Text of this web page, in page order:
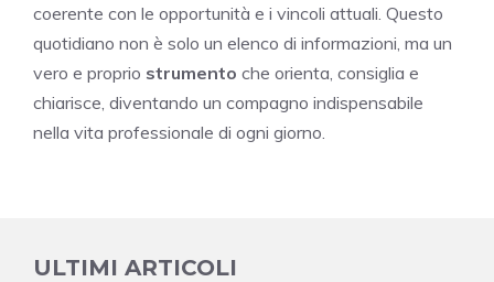
coerente con le opportunità e i vincoli attuali. Questo
quotidiano non è solo un elenco di informazioni, ma un
vero e proprio strumento che orienta, consiglia e
chiarisce, diventando un compagno indispensabile
nella vita professionale di ogni giorno.
ULTIMI ARTICOLI